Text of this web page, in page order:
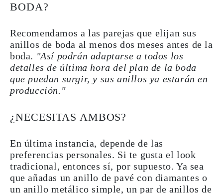
BODA?
Recomendamos a las parejas que elijan sus
anillos de boda al menos dos meses antes de la
boda. "Así podrán adaptarse a todos los
detalles de última hora del plan de la boda
que puedan surgir, y sus anillos ya estarán en
producción."
¿NECESITAS AMBOS?
En última instancia, depende de las
preferencias personales. Si te gusta el look
tradicional, entonces sí, por supuesto. Ya sea
que añadas un anillo de pavé con diamantes o
un anillo metálico simple, un par de anillos de